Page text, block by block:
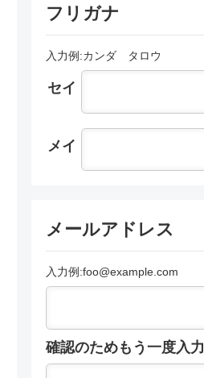
フリガナ
入力例:カンダ タロウ
セイ
メイ
メールアドレス
入力例:foo@example.com
確認のためもう一度入